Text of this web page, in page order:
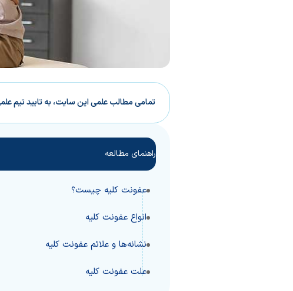
تمامی مطالب علمی این سایت، به تایید تیم
راهنمای مطالعه
عفونت کلیه چیست؟
انواع عفونت کلیه
نشانه‌ها و علائم عفونت کلیه
علت عفونت کلیه